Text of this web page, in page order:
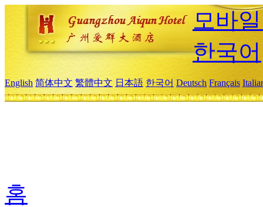
모바
한국어
English 简体中文 繁體中文 日本語 한국어 Deutsch Français
홈